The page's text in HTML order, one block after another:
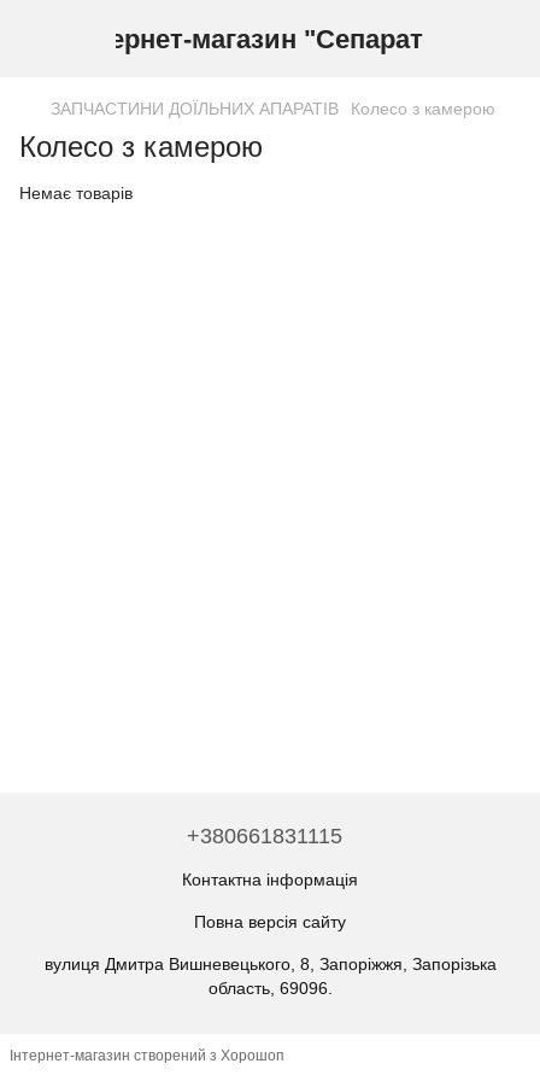
Інтернет-магазин "Сепаратор"
ЗАПЧАСТИНИ ДОЇЛЬНИХ АПАРАТІВ Колесо з камерою
Колесо з камерою
Немає товарів
+380661831115
Контактна інформація
Повна версія сайту
вулиця Дмитра Вишневецького, 8, Запоріжжя, Запорізька
область, 69096.
Інтернет-магазин створений з Хорошоп